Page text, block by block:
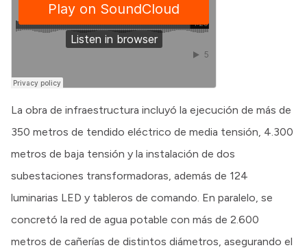
La obra de infraestructura incluyó la ejecución de más de
350 metros de tendido eléctrico de media tensión, 4.300
metros de baja tensión y la instalación de dos
subestaciones transformadoras, además de 124
luminarias LED y tableros de comando. En paralelo, se
concretó la red de agua potable con más de 2.600
metros de cañerías de distintos diámetros, asegurando el